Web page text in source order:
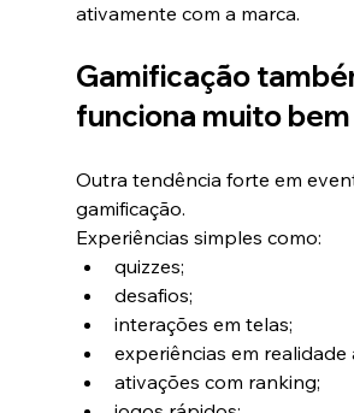
ativamente com a marca.
Gamificação
funciona muito bem
Outra tendência forte em
gamificação.
Experiências simples como:
quizzes;
desafios;
interações em telas;
experiências em realidade
ativações com ranking;